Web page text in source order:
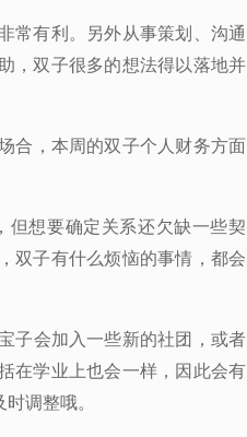
常有利。另外从事策划、沟通
，双子很多的想法得以落地并
合，本周的双子个人财务方面
但想要确定关系还欠缺一些契
双子有什么烦恼的事情，都会
子会加入一些新的社团，或者
在学业上也会一样，因此会有
调整哦。